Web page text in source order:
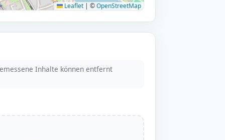
Leaflet | ©OpenStreetMap
Inhalte können entfernt